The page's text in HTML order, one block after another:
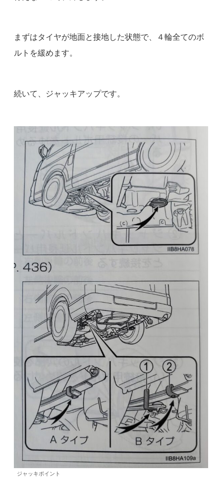
まずはタイヤが地面と接地した状態で、４輪全てのボ
ルトを緩めます。
続いて、ジャッキアップです。
ジャッキポイント